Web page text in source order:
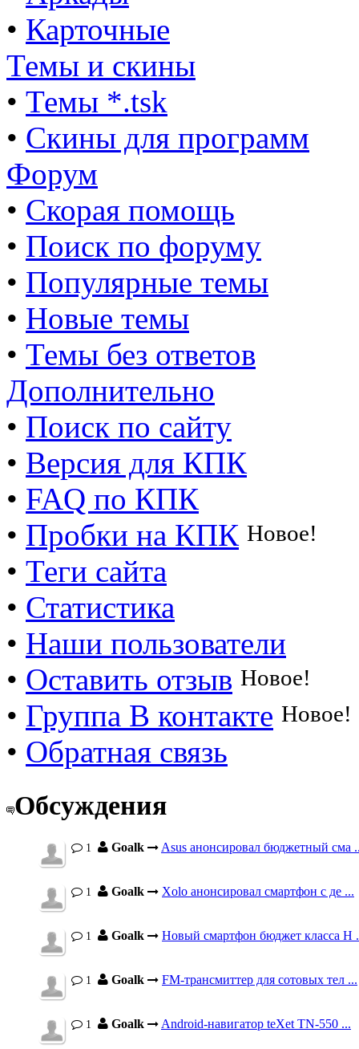
• Карточные
Темы и скины
• Темы *.tsk
• Скины для программ
Форум
• Скорая помощь
• Поиск по форуму
• Популярные темы
• Новые темы
• Темы без ответов
Дополнительно
• Поиск по сайту
• Версия для КПК
• FAQ по КПК
• Пробки на КПК Новое!
• Теги сайта
• Статистика
• Наши пользователи
• Оставить отзыв Новое!
• Группа В контакте Новое!
• Обратная связь
Обсуждения
1 Goalk Asus анонсировал бюджетный сма
1 Goalk Xolo анонсировал смартфон с де ...
1 Goalk Новый смартфон бюджет класса H
1 Goalk FM-трансмиттер для сотовых тел ...
1 Goalk Android-навигатор teXet TN-550 ...